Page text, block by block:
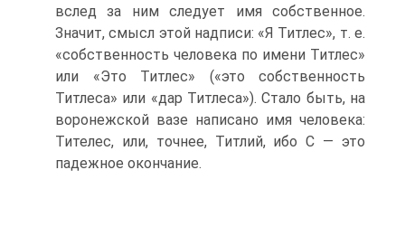
вслед за ним следует имя собственное.
Значит, смысл этой надписи: «Я Титлес», т. е.
«собственность человека по имени Титлес»
или «Это Титлес» («это собственность
Титлеса» или «дар Титлеса»). Стало быть, на
воронежской вазе написано имя человека:
Тителес, или, точнее, Титлий, ибо С — это
падежное окончание.